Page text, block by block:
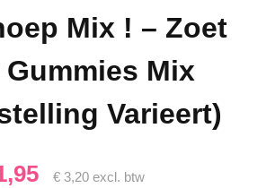
Mix ! – Zoet
Mix
Varieert)
€ 3,20 excl. btw